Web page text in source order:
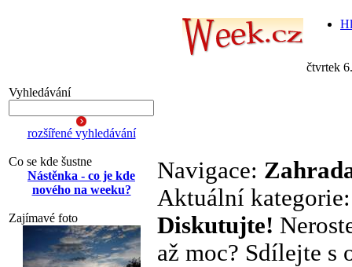
čtvrtek
Vyhledávání
rozšířené vyhledávání
Co se kde šustne
Nástěnka - co je kde
nového na weeku?
Zajímavé foto
Navigace:
Aktuální
Diskutujte!
až moc? Sdílejte s